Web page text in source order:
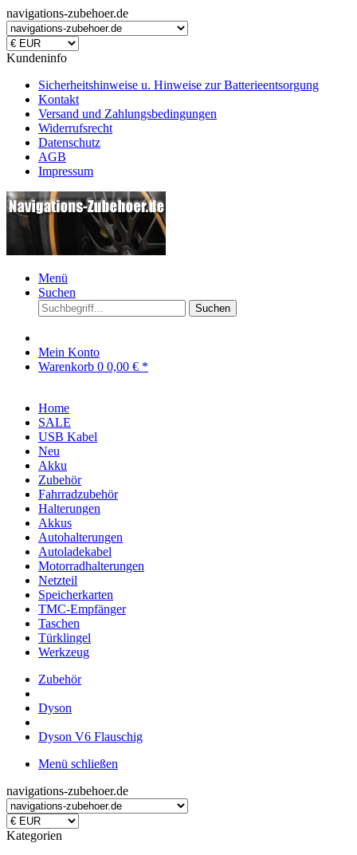
navigations-zubehoer.de
Kundeninfo
Sicherheitshinweise u. Hinweise zur Batterieentsorgung
Kontakt
Versand und Zahlungsbedingungen
Widerrufsrecht
Datenschutz
AGB
Impressum
Menü
Suchen
Suchen
Mein Konto
Warenkorb 0 0,00 € *
Home
SALE
USB Kabel
Neu
Akku
Zubehör
Fahrradzubehör
Halterungen
Akkus
Autohalterungen
Autoladekabel
Motorradhalterungen
Netzteil
Speicherkarten
TMC-Empfänger
Taschen
Türklingel
Werkzeug
Zubehör
Dyson
Dyson V6 Flauschig
Menü schließen
navigations-zubehoer.de
Kategorien